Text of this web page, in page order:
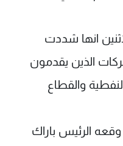
انها شددت
الذين يقدمون
والقطاع
الرئيس باراك